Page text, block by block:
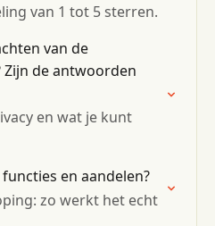
van 1 tot 5 sterren.
van de
de antwoorden
en wat je kunt
en aandelen?
zo werkt het echt